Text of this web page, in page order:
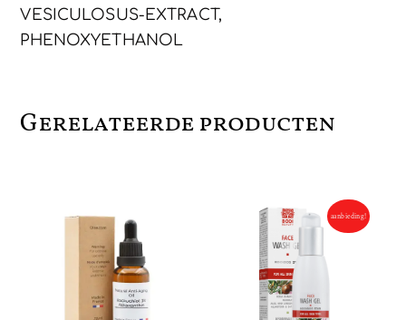
VESICULOSUS-EXTRACT,
PHENOXYETHANOL
Gerelateerde producten
aanbieding!